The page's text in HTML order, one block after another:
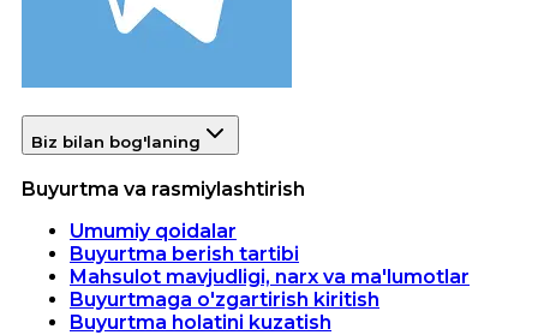
Biz bilan bog'laning
Buyurtma va rasmiylashtirish
Umumiy qoidalar
Buyurtma berish tartibi
Mahsulot mavjudligi, narx va ma'lumotlar
Buyurtmaga o'zgartirish kiritish
Buyurtma holatini kuzatish